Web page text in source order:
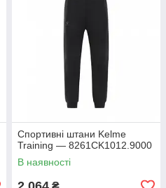
Спортивні штани Kelme
Training — 8261CK1012.9000
В наявності